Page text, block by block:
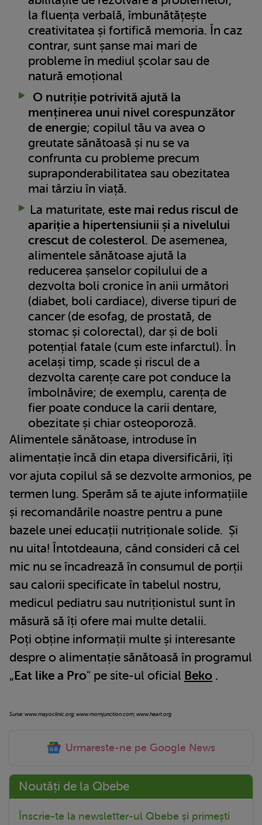
la fluența verbală, îmbunătățește
creativitatea și fortifică memoria. În caz
contrar, sunt șanse mai mari de
probleme în mediul școlar sau de
natură emoțional
O nutriție potrivită ajută la
menținerea unui nivel corespunzător
de energie; copilul tău va avea o
greutate sănătoasă și nu se va
confrunta cu probleme precum
supraponderabilitatea sau obezitatea
mai târziu în viață.
La maturitate, este mai redus riscul de
apariție a hipertensiunii și a nivelului
crescut de colesterol. De asemenea,
alimentele sănătoase ajută la
reducerea șanselor copilului de a
dezvolta boli cronice în anii următori
(diabet, boli cardiace), diverse tipuri de
cancer (de esofag, de prostată, de
stomac și colorectal), dar și de boli
potențial fatale (cum este infarctul). În
același timp, scade și riscul de a
dezvolta carențe care pot conduce la
îmbolnăvire; de exemplu, carența de
fier poate conduce la carii dentare,
obezitate și chiar osteoporoză.
Alimentele sănătoase, introduse în
alimentație încă din etapa diversificării, îți
vor ajuta copilul să se dezvolte armonios, pe
termen lung. Sperăm să te ajute informațiile
și recomandările noastre pentru a pune
bazele unei educații nutriționale solide. Și
nu uita! Întotdeauna, când consideri că cel
mic nu se încadrează în consumul de porții
sau calorii specificate în tabelul nostru,
medicul pediatru sau nutriționistul sunt în
măsură să îți ofere mai multe detalii.
Poți obține informații multe și interesante
despre o alimentație sănătoasă în programul
„Eat like a Pro" pe site-ul oficial Beko .
Surse: www.mayoclinic.org; www.momjunction.com; www.heart.org
Urmareste-ne pe Google News
Noutăți de la Qbebe
Înscrie-te la newsletter-ul Qbebe și primești